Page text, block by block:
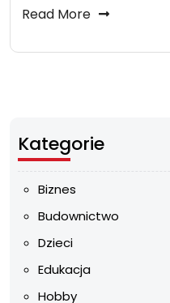
Read More
Kategorie
Biznes
Budownictwo
Dzieci
Edukacja
Hobby